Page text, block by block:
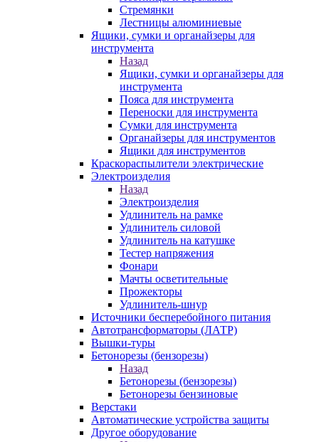
Стремянки
Лестницы алюминиевые
Ящики, сумки и органайзеры для
инструмента
Назад
Ящики, сумки и органайзеры для
инструмента
Пояса для инструмента
Переноски для инструмента
Сумки для инструмента
Органайзеры для инструментов
Ящики для инструментов
Краскораспылители электрические
Электроизделия
Назад
Электроизделия
Удлинитель на рамке
Удлинитель силовой
Удлинитель на катушке
Тестер напряжения
Фонари
Мачты осветительные
Прожекторы
Удлинитель-шнур
Источники бесперебойного питания
Автотрансформаторы (ЛАТР)
Вышки-туры
Бетонорезы (бензорезы)
Назад
Бетонорезы (бензорезы)
Бетонорезы бензиновые
Верстаки
Автоматические устройства защиты
Другое оборудование